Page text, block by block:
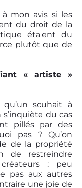
à mon avis si les
du droit de la
étaient du
plutôt que de
« artiste »
souhait à
s’inquiète du cas
pillés par des
pas ? Qu’on
de la propriété
de restreindre
: peu
pas aux autres
une joie de